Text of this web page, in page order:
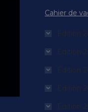
Cahier de
Édition
Édition
Édition
Édition
Édition